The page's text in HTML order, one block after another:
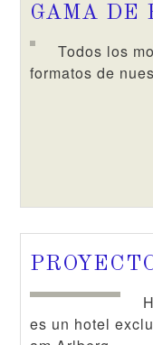
GAMA DE
Todos los
formatos de
es un hotel